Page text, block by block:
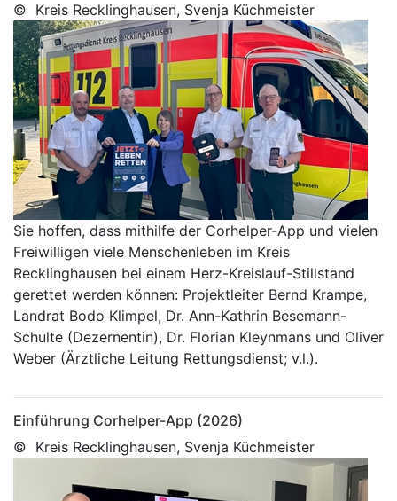
© Kreis Recklinghausen, Svenja Küchmeister
Sie hoffen, dass mithilfe der Corhelper-App und vielen
Freiwilligen viele Menschenleben im Kreis
Recklinghausen bei einem Herz-Kreislauf-Stillstand
gerettet werden können: Projektleiter Bernd Krampe,
Landrat Bodo Klimpel, Dr. Ann-Kathrin Besemann-
Schulte (Dezernentin), Dr. Florian Kleynmans und Oliver
Weber (Ärztliche Leitung Rettungsdienst; v.l.).
Einführung Corhelper-App (2026)
© Kreis Recklinghausen, Svenja Küchmeister